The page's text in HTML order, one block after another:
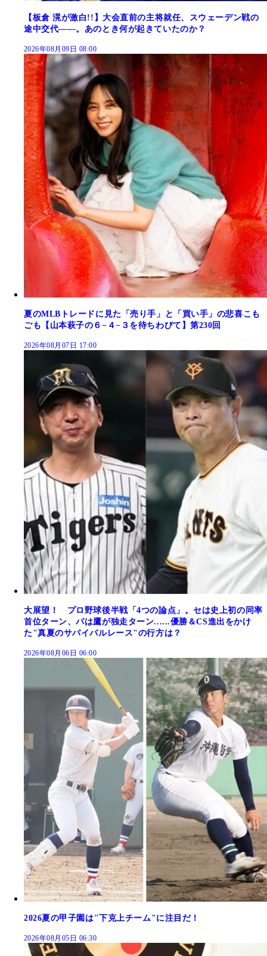
【板倉 滉が激白!!】大会直前の主将就任、スウェーデン戦の
途中交代――。あのとき何が起きていたのか？
2026年08月09日 08:00
夏のMLBトレードに見た「売り手」と「買い手」の悲喜こも
ごも【山本萩子の６−４−３を待ちわびて】第230回
2026年08月07日 17:00
大展望！ プロ野球後半戦「4つの論点」。セは史上初の同率
首位ターン、パは鷹が独走ターン......優勝＆CS進出をかけ
た"真夏のサバイバルレース"の行方は？
2026年08月06日 06:00
2026夏の甲子園は"下克上チーム"に注目だ！
2026年08月05日 06:30